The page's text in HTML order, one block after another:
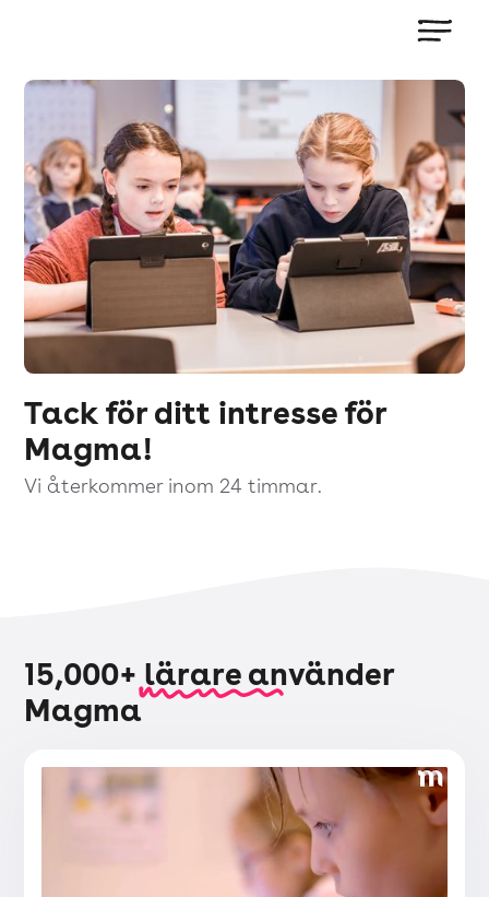
Tack för ditt intresse för
Magma!
Vi återkommer inom 24 timmar.
15,000+ lärare använder
Magma